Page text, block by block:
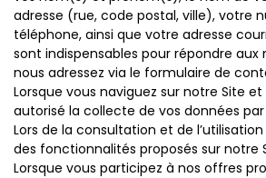
adresse (rue, code postal, ville), votre
téléphone, ainsi que votre adresse
sont indispensables pour répondre aux
nous adressez via le formulaire de
Lorsque vous naviguez sur notre Site
autorisé la collecte de vos données par
Lors de la consultation et de
des fonctionnalités proposés sur notre
Lorsque vous participez à nos offres